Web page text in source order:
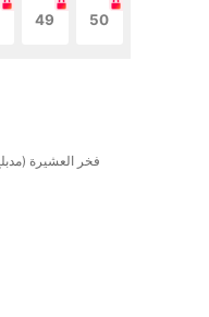
49 50